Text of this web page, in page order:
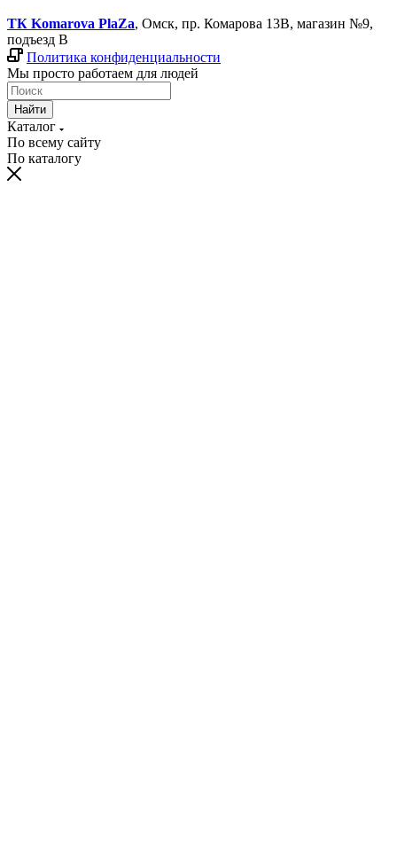
ТК Komarova PlaZa, Омск, пр. Комарова 13В, магазин №9,
подъезд В
Политика конфиденциальности
Мы просто работаем для людей
Найти
Каталог
По всему сайту
По каталогу